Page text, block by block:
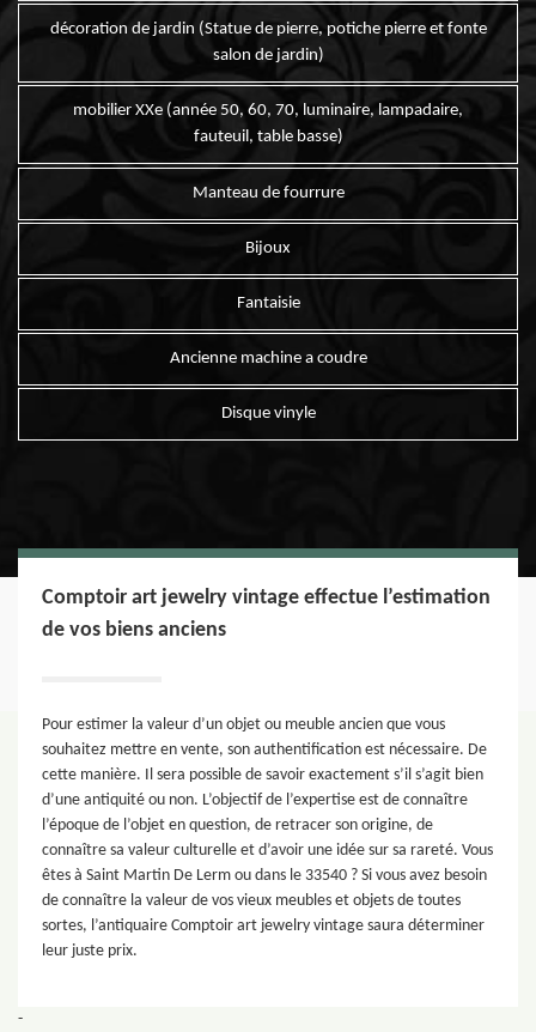
décoration de jardin (Statue de pierre, potiche pierre et fonte
salon de jardin)
mobilier XXe (année 50, 60, 70, luminaire, lampadaire,
fauteuil, table basse)
Manteau de fourrure
Bijoux
Fantaisie
Ancienne machine a coudre
Disque vinyle
Comptoir art jewelry vintage effectue l’estimation
de vos biens anciens
Pour estimer la valeur d’un objet ou meuble ancien que vous
souhaitez mettre en vente, son authentification est nécessaire. De
cette manière. Il sera possible de savoir exactement s’il s’agit bien
d’une antiquité ou non. L’objectif de l’expertise est de connaître
l’époque de l’objet en question, de retracer son origine, de
connaître sa valeur culturelle et d’avoir une idée sur sa rareté. Vous
êtes à Saint Martin De Lerm ou dans le 33540 ? Si vous avez besoin
de connaître la valeur de vos vieux meubles et objets de toutes
sortes, l’antiquaire Comptoir art jewelry vintage saura déterminer
leur juste prix.
-